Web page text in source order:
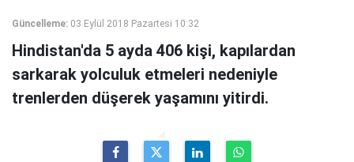
Güncelleme: 03 Eylül 2018 Pazartesi 10:32
Hindistan'da 5 ayda 406 kişi, kapılardan
sarkarak yolculuk etmeleri nedeniyle
trenlerden düşerek yaşamını yitirdi.